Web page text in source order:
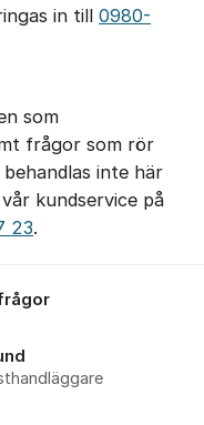
in till 0980-
som
frågor som rör
inte här
kundservice på
23.